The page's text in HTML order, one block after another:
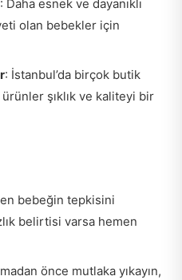
: Daha esnek ve dayanıklı
olan bebekler için
: İstanbul’da birçok butik
ürünler şıklık ve kaliteyi bir
bebeğin tepkisini
belirtisi varsa hemen
önce mutlaka yıkayın,